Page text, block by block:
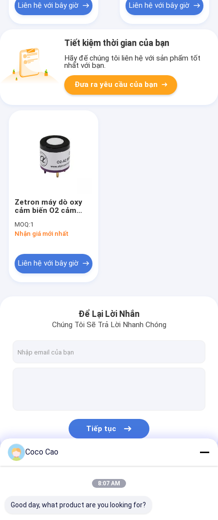
Trang Chủ
Về chúng tôi
Liên hệ với bây giờ Liên hệ với bây giờ
Tiết kiệm thời gian của bạn
Hãy để chúng tôi liên hệ với sản phẩm tốt
nhất với bạn.
Đưa ra yêu cầu của bạn
Zetron máy dò oxy
cảm biến O2 cảm
cao
MOQ:1
Nhận giá mới nhất
Liên hệ với bây giờ
Để Lại Lời Nhắn
Chúng Tôi Sẽ Trả Lời Nhanh Chóng
Tiếp tục
Danh Mục Của Chúng Tôi
Coco Cao
8:07 AM
Good day, what product are you looking for?